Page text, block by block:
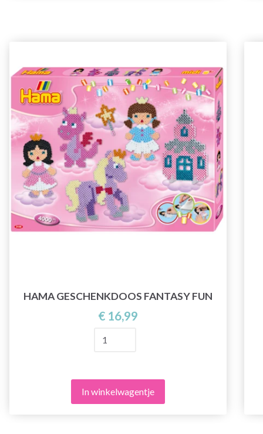
HAMA GESCHENKDOOS FANTASY FUN
€ 16,99
In winkelwagentje